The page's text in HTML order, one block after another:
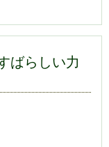
ばらしい力